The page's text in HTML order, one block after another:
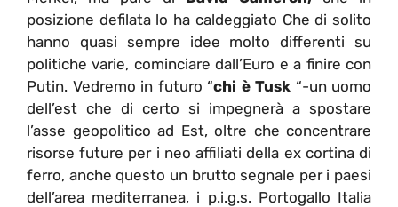
posizione defilata lo ha caldeggiato Che di solito
hanno quasi sempre idee molto differenti su
politiche varie, cominciare dall’Euro e a finire con
Putin. Vedremo in futuro “chi è Tusk “-un uomo
dell’est che di certo si impegnerà a spostare
l’asse geopolitico ad Est, oltre che concentrare
risorse future per i neo affiliati della ex cortina di
ferro, anche questo un brutto segnale per i paesi
dell’area mediterranea, i p.i.g.s. Portogallo Italia